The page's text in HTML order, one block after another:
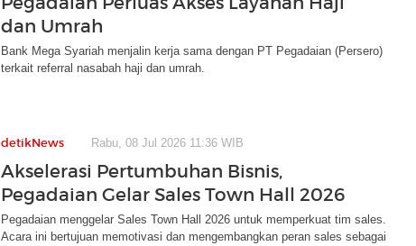
dan Umrah
Bank Mega Syariah menjalin kerja sama dengan PT Pegadaian (Persero)
terkait referral nasabah haji dan umrah.
detikNews Rabu, 08 Jul 2026 11:36 WIB
Akselerasi Pertumbuhan Bisnis,
Pegadaian Gelar Sales Town Hall 2026
Pegadaian menggelar Sales Town Hall 2026 untuk memperkuat tim sales.
Acara ini bertujuan memotivasi dan mengembangkan peran sales sebagai